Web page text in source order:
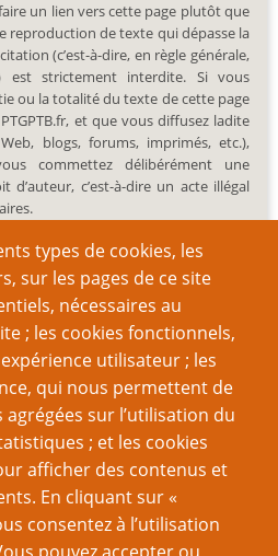
types de cookies, les
sur les pages de ce site
nécessaires au
; les cookies fonctionnels,
utilisateur ; les
qui nous permettent de
sur l’utilisation du
; et les cookies
afficher des contenus et
En cliquant sur «
consentez à l’utilisation
un lien vers cette page plutôt que
reproduction de texte qui dépasse la
(c’est-à-dire, en règle générale,
est strictement interdite. Si vous
ou la totalité du texte de cette page
et que vous diffusez ladite
blogs, forums, imprimés, etc.),
commettez délibérément une
c’est-à-dire un acte illégal